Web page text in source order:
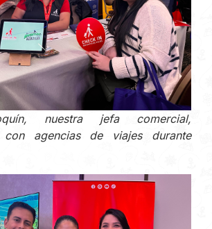
nuestra jefa comercial,
con agencias de viajes durante